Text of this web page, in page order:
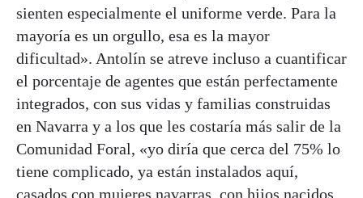
sienten especialmente el uniforme verde. Para la
mayoría es un orgullo, esa es la mayor
dificultad». Antolín se atreve incluso a cuantificar
el porcentaje de agentes que están perfectamente
integrados, con sus vidas y familias construidas
en Navarra y a los que les costaría más salir de la
Comunidad Foral, «yo diría que cerca del 75% lo
tiene complicado, ya están instalados aquí,
casados con mujeres navarras, con hijos nacidos